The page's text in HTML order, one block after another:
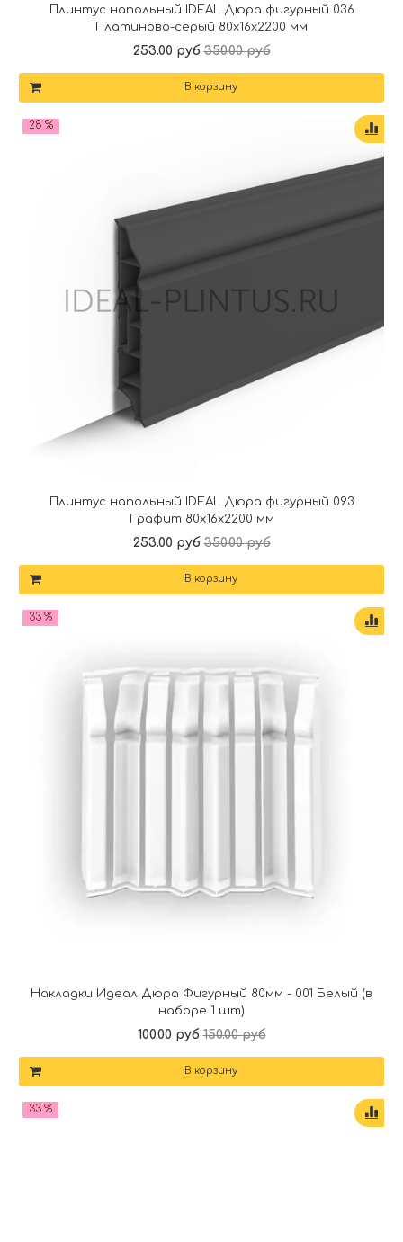
Плинтус напольный IDEAL Дюра фигурный 036
Платиново-серый 80x16x2200 мм
253.00 руб 350.00 руб
В корзину
28 %
Плинтус напольный IDEAL Дюра фигурный 093
Графит 80x16x2200 мм
253.00 руб 350.00 руб
В корзину
33 %
Накладки Идеал Дюра Фигурный 80мм - 001 Белый (в
наборе 1 шт)
100.00 руб 150.00 руб
В корзину
33 %